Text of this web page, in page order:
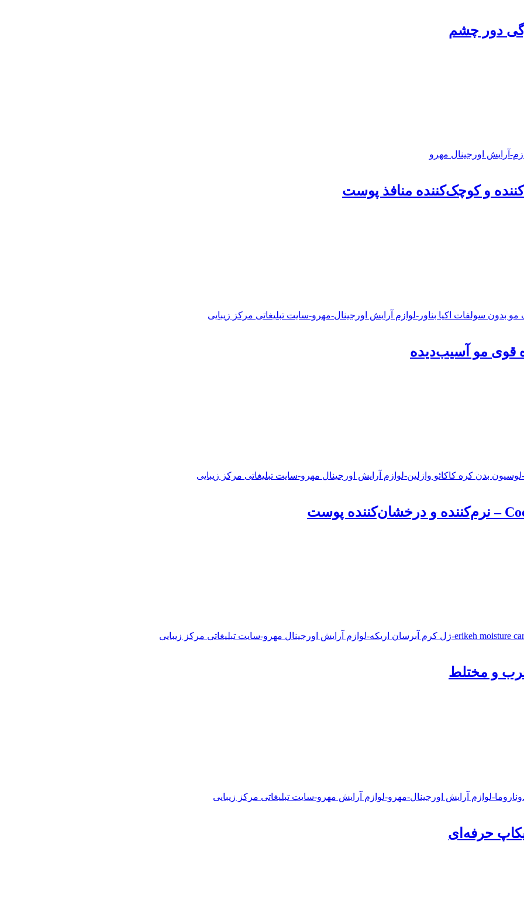
قوی مو آسیب‌دیده
و مختلط
حرفه‌ای